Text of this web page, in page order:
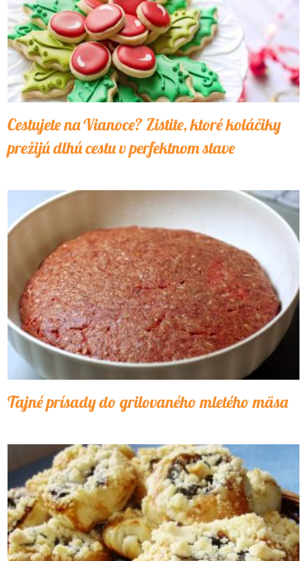
Cestujete na Vianoce? Zistite, ktoré koláčiky
prežijú dlhú cestu v perfektnom stave
Tajné prísady do grilovaného mletého mäsa